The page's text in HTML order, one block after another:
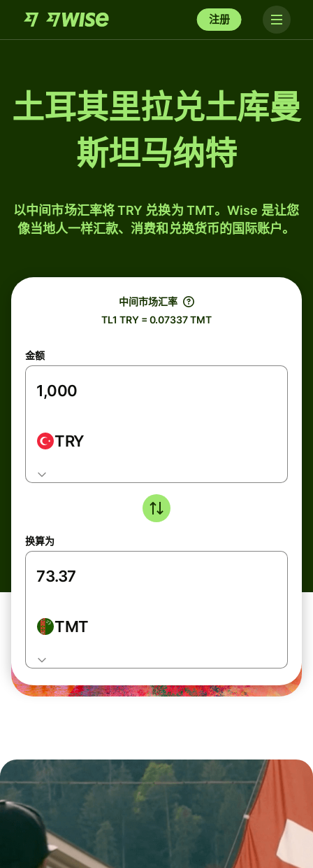
注册
土耳其里拉兑土库曼
斯坦马纳特
以中间市场汇率将 TRY 兑换为 TMT。Wise 是让您
像当地人一样汇款、消费和兑换货币的国际账户。
中间市场汇率
TL1 TRY = 0.07337 TMT
金额
TRY
换算为
TMT